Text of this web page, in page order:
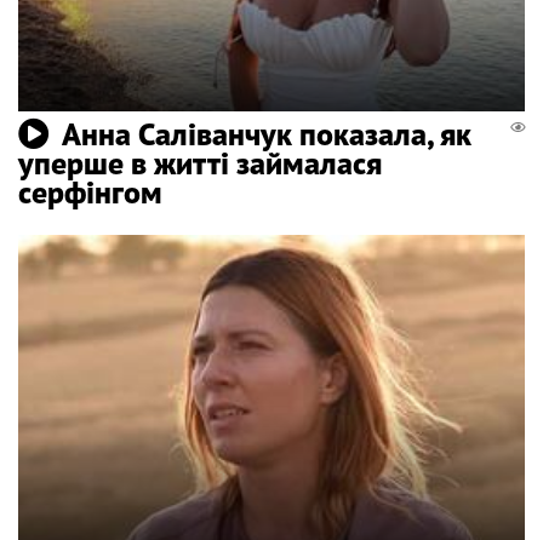
Анна Саліванчук показала, як
уперше в житті займалася
серфінгом